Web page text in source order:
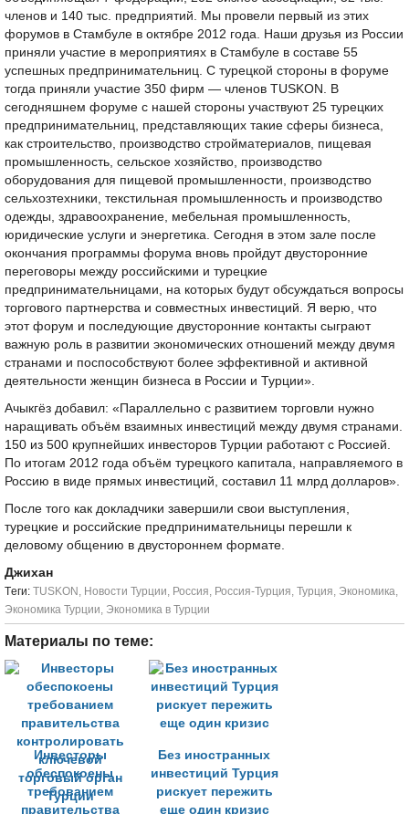
членов и 140 тыс. предприятий. Мы провели первый из этих
форумов в Стамбуле в октябре 2012 года. Наши друзья из России
приняли участие в мероприятиях в Стамбуле в составе 55
успешных предпринимательниц. С турецкой стороны в форуме
тогда приняли участие 350 фирм — членов TUSKON. В
сегодняшнем форуме с нашей стороны участвуют 25 турецких
предпринимательниц, представляющих такие сферы бизнеса,
как строительство, производство стройматериалов, пищевая
промышленность, сельское хозяйство, производство
оборудования для пищевой промышленности, производство
сельхозтехники, текстильная промышленность и производство
одежды, здравоохранение, мебельная промышленность,
юридические услуги и энергетика. Сегодня в этом зале после
окончания программы форума вновь пройдут двусторонние
переговоры между российскими и турецкие
предпринимательницами, на которых будут обсуждаться вопросы
торгового партнерства и совместных инвестиций. Я верю, что
этот форум и последующие двусторонние контакты сыграют
важную роль в развитии экономических отношений между двумя
странами и поспособствуют более эффективной и активной
деятельности женщин бизнеса в России и Турции».
Ачыкгёз добавил: «Параллельно с развитием торговли нужно
наращивать объём взаимных инвестиций между двумя странами.
150 из 500 крупнейших инвесторов Турции работают с Россией.
По итогам 2012 года объём турецкого капитала, направляемого в
Россию в виде прямых инвестиций, составил 11 млрд долларов».
После того как докладчики завершили свои выступления,
турецкие и российские предпринимательницы перешли к
деловому общению в двустороннем формате.
Джихан
Tеги: TUSKON , Новости Турции, Россия, Россия-Турция, Турция, Экономика,
Экономика Турции, Экономика в Турции
Материалы по теме:
Инвесторы
обеспокоены
требованием
правительства
Без иностранных
инвестиций Турция
рискует пережить
еще один кризис